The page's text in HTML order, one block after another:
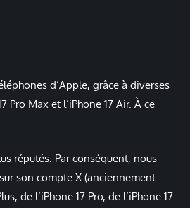
d’Apple, grâce à diverses
Pro Max et l’iPhone 17 Air. À ce
réputés. Par conséquent, nous
son compte X (anciennement
de l’iPhone 17 Pro, de l’iPhone 17